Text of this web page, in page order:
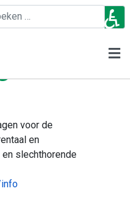
voor de
en
slechthorende
♿